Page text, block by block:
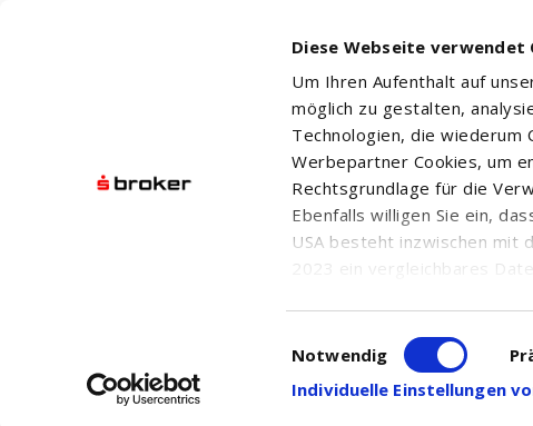
Diese Webseite verwendet
Um Ihren Aufenthalt auf
möglich zu gestalten,
Technologien, die wiederum
Werbepartner Cookies, um
Rechtsgrundlage für die
Ebenfalls willigen Sie ein,
USA besteht inzwischen mit
2023 ein vergleichbares
in den USA, finden Sie auf
Einwilligung auch jederzeit
Einwilligungsauswahl
Notwendig
Individuelle Einstellungen
37603 Holzminden